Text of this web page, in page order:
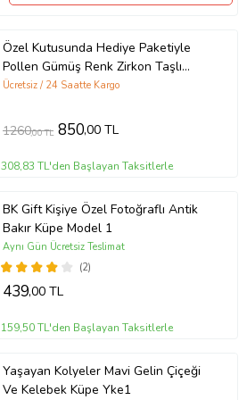
Özel Kutusunda Hediye Paketiyle
Pollen Gümüş Renk Zirkon Taşlı
Küpe Abiye Düğün Nişan Söz Parti
Ücretsiz / 24 Saatte Kargo
1260,00 TL 850,00 TL
308,83 TL'den Başlayan Taksitlerle
BK Gift Kişiye Özel Fotoğraflı Antik
Bakır Küpe Model 1
(2)
Aynı Gün Ücretsiz Teslimat
439,00 TL
159,50 TL'den Başlayan Taksitlerle
Yaşayan Kolyeler Mavi Gelin Çiçeği
Ve Kelebek Küpe Yke1